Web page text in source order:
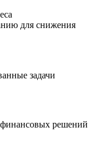
для снижения
задачи
решений